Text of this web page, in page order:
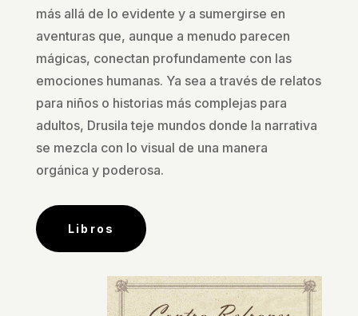
más allá de lo evidente y a sumergirse en
aventuras que, aunque a menudo parecen
mágicas, conectan profundamente con las
emociones humanas. Ya sea a través de relatos
para niños o historias más complejas para
adultos, Drusila teje mundos donde la narrativa
se mezcla con lo visual de una manera
orgánica y poderosa.
Libros